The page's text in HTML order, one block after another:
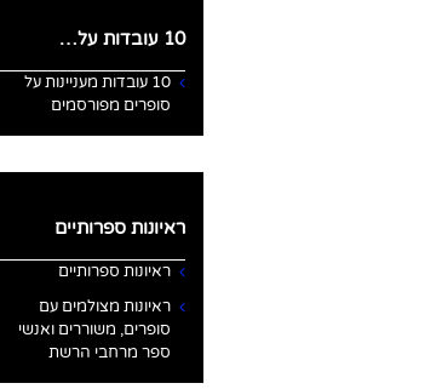
10 עובדות על…
10 עובדות מעניינות על
סופרים מפורסמים
ראיונות ספרותיים
ראיונות ספרותיים
ראיונות מצולמים עם
סופרים, משוררים ואנשי
ספר מרחבי הרשת